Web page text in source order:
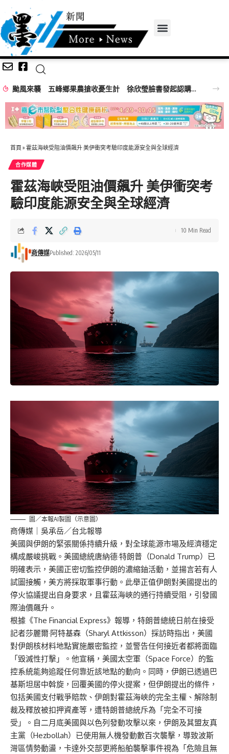
颱風來襲 五峰鄉果農搶收憂生計 徐欣瑩臉書發起認購水梨行動
首頁 » 霍茲海峽受阻油價飆升 美伊衝突考驗印度能源安全與全球經濟
合作媒體
霍茲海峽受阻油價飆升 美伊衝突考
驗印度能源安全與全球經濟
商傳媒Published: 2026/05/11
10 Min Read
圖／本報AI製圖（示意圖）
商傳媒 ｜吳承岳／台北報導
美國與伊朗的緊張關係持續升級，對全球能源市場及經濟穩定
構成嚴峻挑戰。美國總統唐納德·特朗普（Donald Trump）已
明確表示，美國正密切監控伊朗的濃縮鈾活動，並揚言若有人
試圖接觸，美方將採取軍事行動。此舉正值伊朗對美國提出的
停火協議提出自身要求，且霍茲海峽的通行持續受阻，引發國
際油價飆升。
根據《The Financial Express》報導，特朗普總統日前在接受
記者莎麗爾·阿特基森（Sharyl Attkisson）採訪時指出，美國
對伊朗核材料地點實施嚴密監控，並警告任何接近者都將面臨
「毀滅性打擊」。他宣稱，美國太空軍（Space Force）的監
控系統能夠追蹤任何靠近該地點的動向。同時，伊朗已透過巴
基斯坦居中斡旋，回覆美國的停火提案，但伊朗提出的條件，
包括美國支付戰爭賠款、伊朗對霍茲海峽的完全主權、解除制
裁及釋放被扣押資產等，遭特朗普總統斥為「完全不可接
受」。自二月底美國與以色列發動攻擊以來，伊朗及其盟友真
主黨（Hezbollah）已使用無人機發動數百次襲擊，導致波斯
灣區情勢動盪，卡達外交部更將船舶襲擊事件視為「危險且無